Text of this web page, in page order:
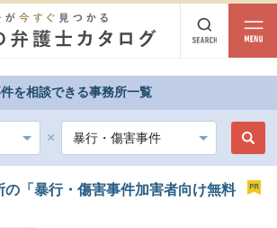
岩手 宮城 秋田 山形 福島
を相談できる事務所一覧
の「暴行・傷害事件加害者向け無料